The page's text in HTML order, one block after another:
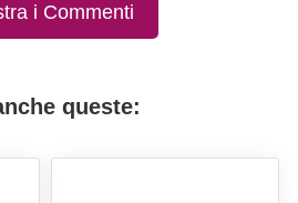
i Commenti
queste: